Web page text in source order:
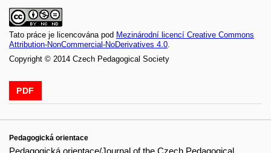
Tato práce je licencována pod Mezinárodní licencí Creative Commons
Attribution-NonCommercial-NoDerivatives 4.0.
Copyright © 2014 Czech Pedagogical Society
PDF
Pedagogická orientace